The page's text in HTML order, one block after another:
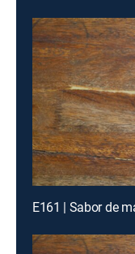
E161 | Sabor de